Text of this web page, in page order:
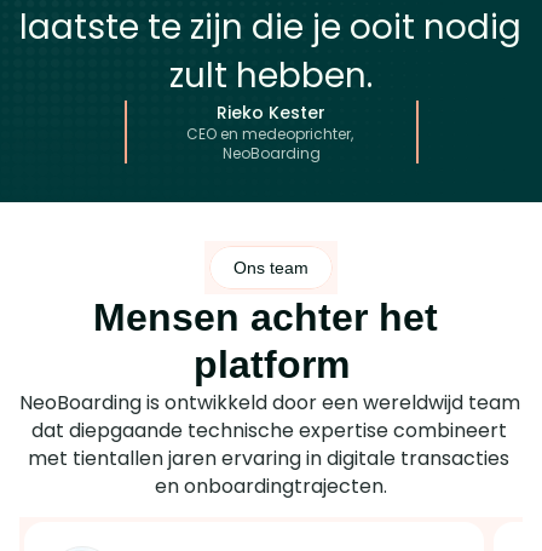
laatste te zijn die je ooit nodig
zult hebben.
Rieko Kester
CEO en medeoprichter,
NeoBoarding
Ons team
Mensen achter het
platform
NeoBoarding is ontwikkeld door een wereldwijd team
dat diepgaande technische expertise combineert
met tientallen jaren ervaring in digitale transacties
en onboardingtrajecten.